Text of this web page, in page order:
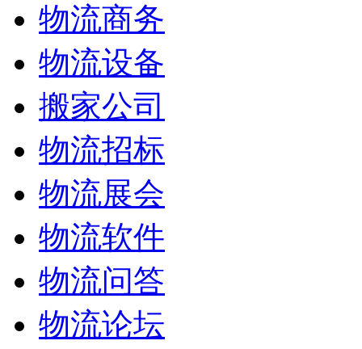
物流商务
物流设备
搬家公司
物流招标
物流展会
物流软件
物流问答
物流论坛